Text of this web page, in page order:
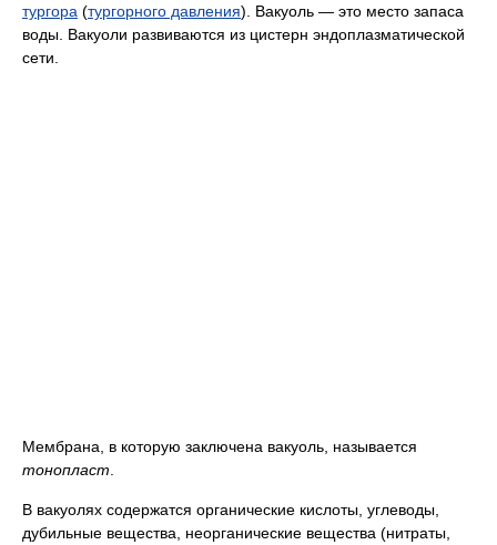
тургора (тургорного давления). Вакуоль — это место запаса
воды. Вакуоли развиваются из цистерн эндоплазматической
сети.
Мембрана, в которую заключена вакуоль, называется
тонопласт
В вакуолях содержатся органические кислоты, углеводы,
дубильные вещества, неорганические вещества (нитраты,